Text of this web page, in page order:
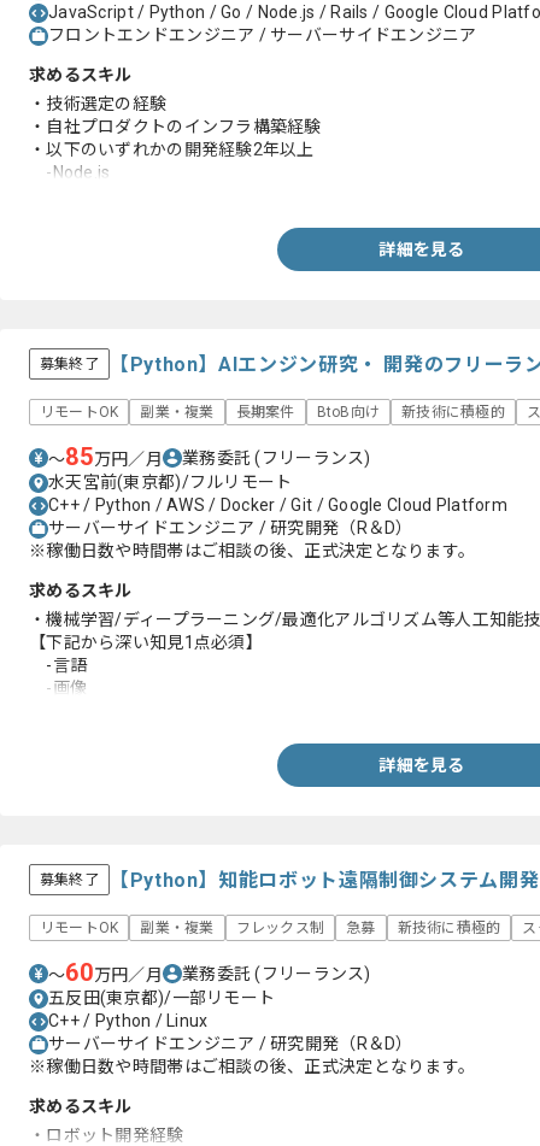
JavaScript / Python / Go / Node.js / Rails / Google Cloud
フロントエンドエンジニア / サーバーサイドエンジニア
求めるスキル
・技術選定の経験
・自社プロダクトのインフラ構築経験
・以下のいずれかの開発経験2年以上
-Node.js
詳細を見る
募集終了 【Python】AIエンジン研究・ 開発のフリーラ
リモートOK 副業・複業 長期案件 BtoB向け 新技術に積極的
〜85万円／月 業務委託(フリーランス)
水天宮前(東京都)/フルリモート
C++ / Python / AWS / Docker / Git / Google Cloud Platform
サーバーサイドエンジニア / 研究開発（R＆D）
※稼働日数や時間帯はご相談の後、正式決定となります。
求めるスキル
・機械学習/ディープラーニング/最適化アルゴリズム等人工知能
【下記から深い知見1点必須】
-言語
-画像
・Python/R/C++ 等による開発経験
詳細を見る
募集終了 【Python】知能ロボット遠隔制御システム開
リモートOK 副業・複業 フレックス制 急募 新技術に積極的
〜60万円／月 業務委託(フリーランス)
五反田(東京都)/一部リモート
C++ / Python / Linux
サーバーサイドエンジニア / 研究開発（R＆D）
※稼働日数や時間帯はご相談の後、正式決定となります。
求めるスキル
・ロボット開発経験